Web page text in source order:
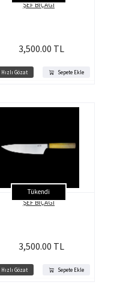
Hızlı Gözat Sepete Ekle
ŞEF BIÇAĞI
3,500.00 TL
Tükendi
Hızlı Gözat Sepete Ekle
ŞEF BIÇAĞI
3,500.00 TL